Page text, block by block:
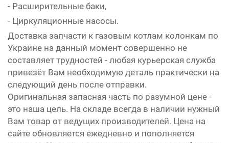
- Расширительные баки,
- Циркуляционные насосы.
Доставка запчасти к газовым котлам колонкам по
Украине на данный момент совершенно не
составляет трудностей - любая курьерская служба
привезёт Вам необходимую деталь практически на
следующий день после отправки.
Оригинальная запасная часть по разумной цене -
это наша цель. На складе всегда в наличии нужный
Вам товар от ведущих производителей. Цена на
сайте обновляется ежедневно и пополняется